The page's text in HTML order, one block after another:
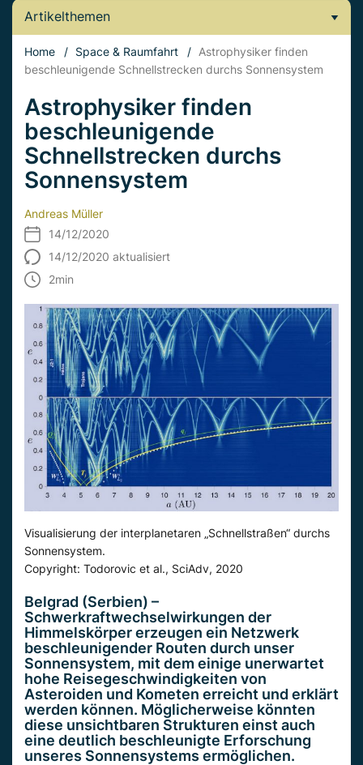
Artikelthemen
Home / Space & Raumfahrt / Astrophysiker finden
beschleunigende Schnellstrecken durchs Sonnensystem
Astrophysiker finden
beschleunigende
Schnellstrecken durchs
Sonnensystem
Andreas Müller
14/12/2020
14/12/2020 aktualisiert
2min
Visualisierung der interplanetaren „Schnellstraßen“ durchs
Sonnensystem.
Copyright: Todorovic et al., SciAdv, 2020
Belgrad (Serbien) –
Schwerkraftwechselwirkungen der
Himmelskörper erzeugen ein Netzwerk
beschleunigender Routen durch unser
Sonnensystem, mit dem einige unerwartet
hohe Reisegeschwindigkeiten von
Asteroiden und Kometen erreicht und erklärt
werden können. Möglicherweise könnten
diese unsichtbaren Strukturen einst auch
eine deutlich beschleunigte Erforschung
unseres Sonnensystems ermöglichen.